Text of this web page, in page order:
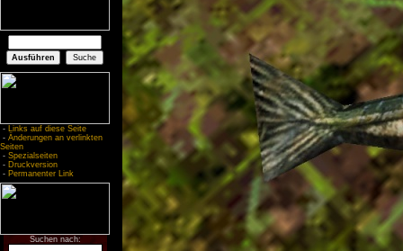
- Links auf diese Seite
- Änderungen an verlinkten
Seiten
- Spezialseiten
- Druckversion
- Permanenter Link
Suchen nach: